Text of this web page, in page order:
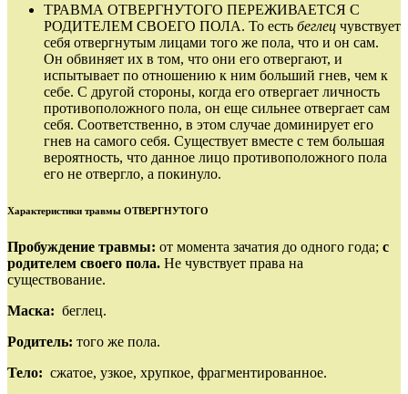
ТРАВМА ОТВЕРГНУТОГО ПЕРЕЖИВАЕТСЯ С
РОДИТЕЛЕМ СВОЕГО ПОЛА. То есть беглец чувствует
себя отвергнутым лицами того же пола, что и он сам.
Он обвиняет их в том, что они его отвергают, и
испытывает по отношению к ним больший гнев, чем к
себе. С другой стороны, когда его отвергает личность
противоположного пола, он еще сильнее отвергает сам
себя. Соответственно, в этом случае доминирует его
гнев на самого себя. Существует вместе с тем большая
вероятность, что данное лицо противоположного пола
его не отвергло, а покинуло.
Характеристики травмы ОТВЕРГНУТОГО
Пробуждение травмы: от момента зачатия до одного года; с
родителем своего пола. Не чувствует права на
существование.
Маска: беглец.
Родитель: того же пола.
Тело: сжатое, узкое, хрупкое, фрагментированное.